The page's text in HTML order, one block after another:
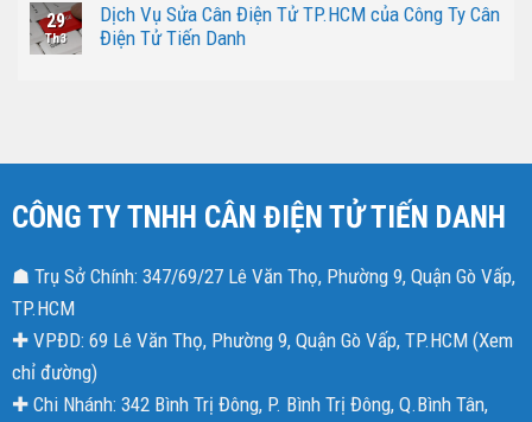
29
Th3
Dịch Vụ Sửa Cân Điện Tử TP.HCM của Công Ty Cân
Điện Tử Tiến Danh
CÔNG TY TNHH CÂN ĐIỆN TỬ TIẾN DANH
☗ Trụ Sở Chính: 347/69/27 Lê Văn Thọ, Phường 9, Quận Gò Vấp,
TP.HCM
✚ VPĐD: 69 Lê Văn Thọ, Phường 9, Quận Gò Vấp, TP.HCM (Xem
chỉ đường)
✚ Chi Nhánh: 342 Bình Trị Đông, P. Bình Trị Đông, Q.Bình Tân,